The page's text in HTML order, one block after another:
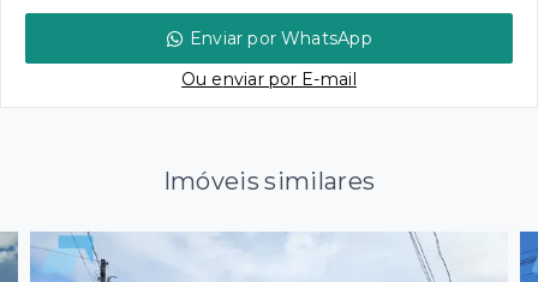
Enviar por WhatsApp
Ou enviar por E-mail
Imóveis similares